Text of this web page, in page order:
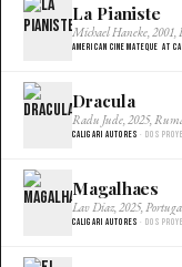
La Pianiste
Michael Haneke, 2001,
American Cinemateque at
Dracula
Radu Jude, 2025,
Caligari Autores · Dos
Magalhaes
Lav Diaz, 2025,
Caligari Autores · Dos